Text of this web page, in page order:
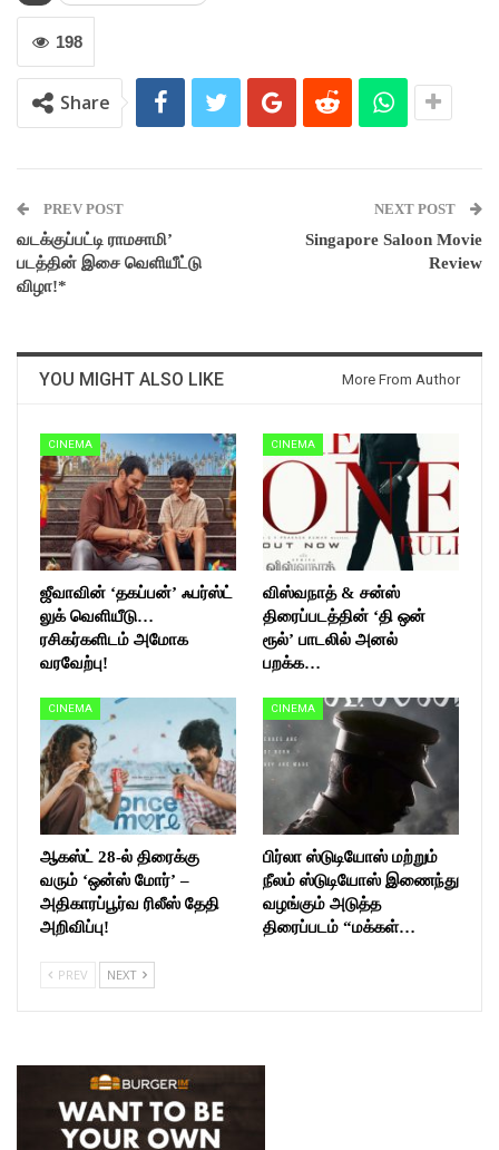
198
Share
PREV POST
வடக்குப்பட்டி ராமசாமி’
படத்தின் இசை வெளியீட்டு
விழா!*
NEXT POST
Singapore Saloon Movie
Review
YOU MIGHT ALSO LIKE More From Author
CINEMA
ஜீவாவின் ‘தகப்பன்’ ஃபர்ஸ்ட்
லுக் வெளியீடு…
ரசிகர்களிடம் அமோக
வரவேற்பு!
CINEMA
விஸ்வநாத் & சன்ஸ்
திரைப்படத்தின் ‘தி ஒன்
ரூல்’ பாடலில் அனல்
பறக்க…
CINEMA
ஆகஸ்ட் 28-ல் திரைக்கு
வரும் ‘ஒன்ஸ் மோர்’ –
அதிகாரப்பூர்வ ரிலீஸ் தேதி
அறிவிப்பு!
CINEMA
பிர்லா ஸ்டுடியோஸ் மற்றும்
நீலம் ஸ்டுடியோஸ் இணைந்து
வழங்கும் அடுத்த
திரைப்படம் “மக்கள்…
PREV NEXT